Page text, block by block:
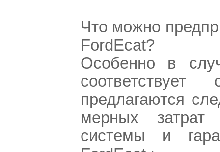
Что можно
FordEcat?
Особенно в
предлагаются
мерных затрат
системы и